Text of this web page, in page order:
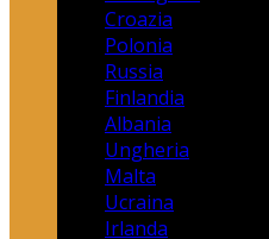
Croazia
Polonia
Russia
Finlandia
Albania
Ungheria
Malta
Ucraina
Irlanda